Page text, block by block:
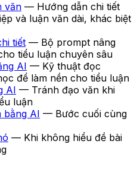
văn — Hướng dẫn chi tiết
và luận văn dài, khác biệt
tiết — Bộ prompt nâng
tiểu luận chuyên sâu
AI — Kỹ thuật đọc
để làm nền cho tiểu luận
AI — Tránh đạo văn khi
luận
bằng AI — Bước cuối cùng
— Khi không hiểu đề bài